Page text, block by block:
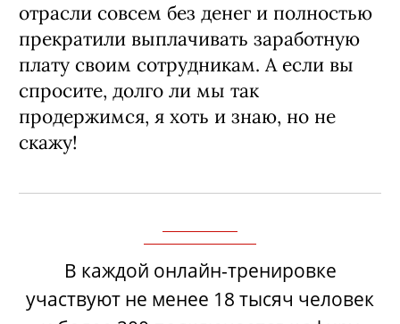
отрасли совсем без денег и полностью
прекратили выплачивать заработную
плату своим сотрудникам. А если вы
спросите, долго ли мы так
продержимся, я хоть и знаю, но не
скажу!
В каждой онлайн-тренировке
участвуют не менее 18 тысяч человек